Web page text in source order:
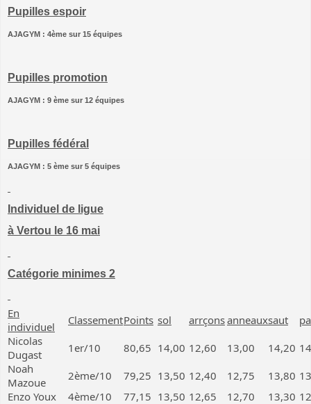
Pupilles espoir
AJAGYM : 4ème sur 15 équipes
Pupilles promotion
AJAGYM : 9 ème sur 12 équipes
Pupilles fédéral
AJAGYM : 5 ème sur 5 équipes
Individuel de ligue
à Vertou le 16 mai
Catégorie minimes 2
En
individuel
ClassementPoints sol arrçonsanneauxsaut
Nicolas
Dugast
1er/10 80,65 14,00 12,60 13,00 14,20
Noah
Mazoue
2ème/10 79,25 13,50 12,40 12,75 13,80
Enzo Youx
4ème/10 77,15 13,50 12,65 12,70 13,30